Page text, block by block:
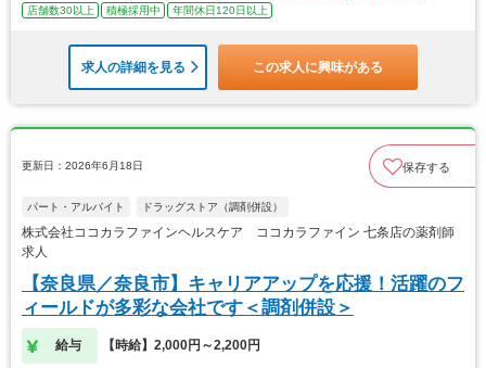
店舗数30以上
積極採用中 年間休日120日以上
求人の詳細を見る この求人に興味がある
更新日：2026年6月18日 保存する
パート・アルバイト ドラッグストア（調剤併設）
株式会社ココカラファインヘルスケア ココカラファイン 七条店の薬剤師
求人
【奈良県／奈良市】キャリアアップを応援！活躍のフ
ィールドが多彩な会社です＜調剤併設＞
給与 【時給】2,000円～2,200円